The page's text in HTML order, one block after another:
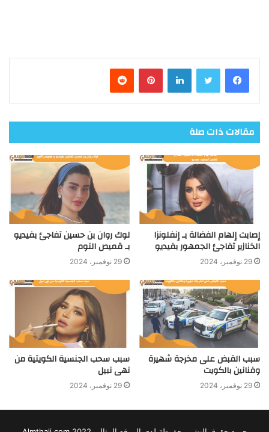
فيسبوك تويتر لينكدإن بينتيريست
مقالات ذات صلة
إصابت إلهام الفضالة بـ إنفلونزا
الخنازير تفاجئ الجمهور بفيديو
29 نوفمبر، 2024
لوك روان بن حسين تفاجئ بفيديو
بـ قميص النوم
29 نوفمبر، 2024
سبب القبض على مخرجة شهيرة
وفنانين بالكويت
29 نوفمبر، 2024
سبب سحب الجنسية الكويتية من
نهى نبيل
29 نوفمبر، 2024